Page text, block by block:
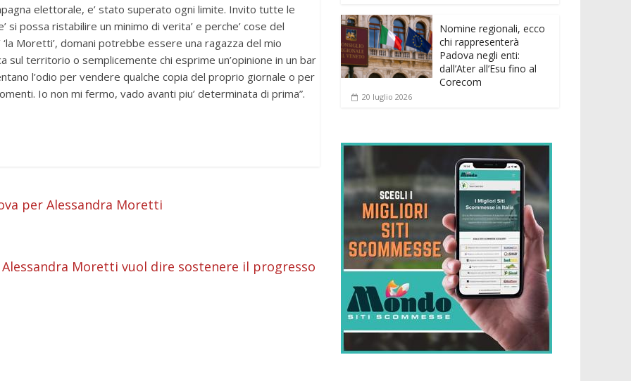
elettorale, e’ stato superato ogni limite. Invito tutte le
possa ristabilire un minimo di verita’ e perche’ cose del
‘la Moretti’, domani potrebbe essere una ragazza del mio
sul territorio o semplicemente chi esprime un’opinione in un bar
l’odio per vendere qualche copia del proprio giornale o per
Io non mi fermo, vado avanti piu’ determinata di prima”.
per Alessandra Moretti
Moretti vuol dire sostenere il progresso
Nomine regionali, ecco
chi rappresenterà
Padova negli enti:
dall’Ater all’Esu fino al
Corecom
20 luglio 2026